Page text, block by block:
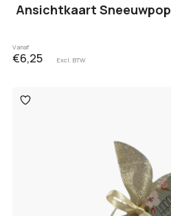
Ansichtkaart Sneeuwpop
Vanaf
€6,25 Excl. BTW
Toevoegen
aan